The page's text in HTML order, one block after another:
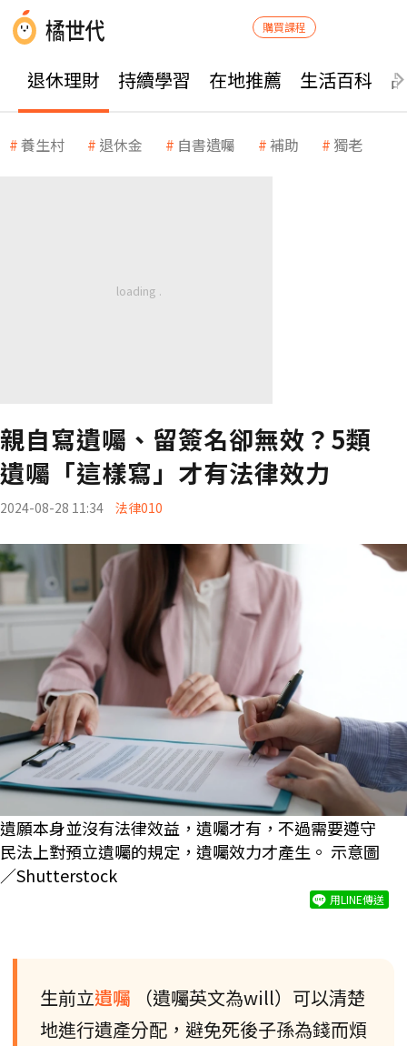
購買課程
退休理財 持續學習 在地推薦 生活百科
養生村 退休金 自書遺囑 補助 獨老
親自寫遺囑、留簽名卻無效？5類
遺囑「這樣寫」才有法律效力
2024-08-28 11:34 法律010
遺願本身並沒有法律效益，遺囑才有，不過需要遵守
民法上對預立遺囑的規定，遺囑效力才產生。 示意圖
／Shutterstock
用LINE傳送
生前立遺囑
（遺囑英文為will）可以清楚
地進行遺產分配，避免死後子孫為錢而煩